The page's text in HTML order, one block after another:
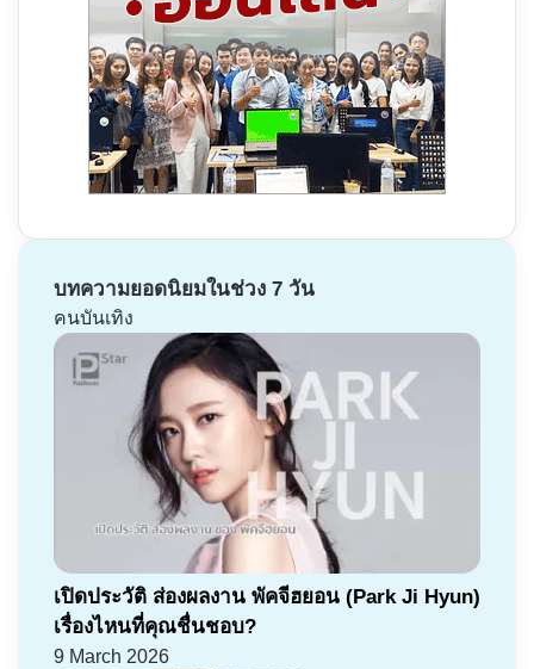
บทความยอดนิยมในช่วง 7 วัน
คนบันเทิง
เปิดประวัติ ส่องผลงาน พัคจีฮยอน (Park Ji Hyun)
เรื่องไหนที่คุณชื่นชอบ?
9 March 2026